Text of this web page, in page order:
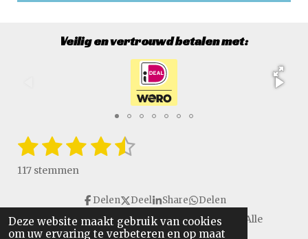
Deze website maakt gebruik van cookies
om uw ervaring te verbeteren en op maat
Veilig en vertrouwd betalen met:
R
a
t
n
g
1
s
e
2
s
e
3
s
e
4
t
e
5
t
e
S
e
117 stemmen
Delen Deel Share Delen
Copyright © 2016 - 2026 VanGulikSpecialTools. Alle
rechten voorbehouden.